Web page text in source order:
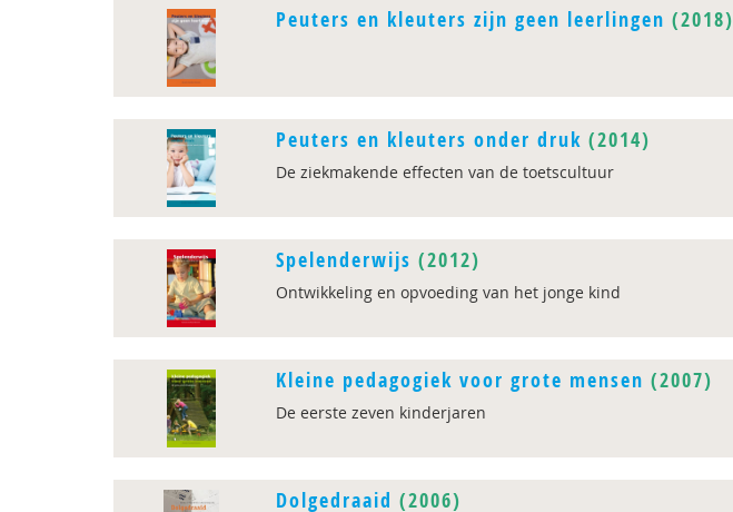
Peuters en kleuters zijn geen leerlingen (2018)
Peuters en kleuters onder druk (2014)
De ziekmakende effecten van de toetscultuur
Spelenderwijs (2012)
Ontwikkeling en opvoeding van het jonge kind
Kleine pedagogiek voor grote mensen (2007)
De eerste zeven kinderjaren
Dolgedraaid (2006)